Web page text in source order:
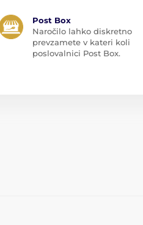
Post Box
Naročilo lahko diskretno
prevzamete v kateri koli
poslovalnici Post Box.